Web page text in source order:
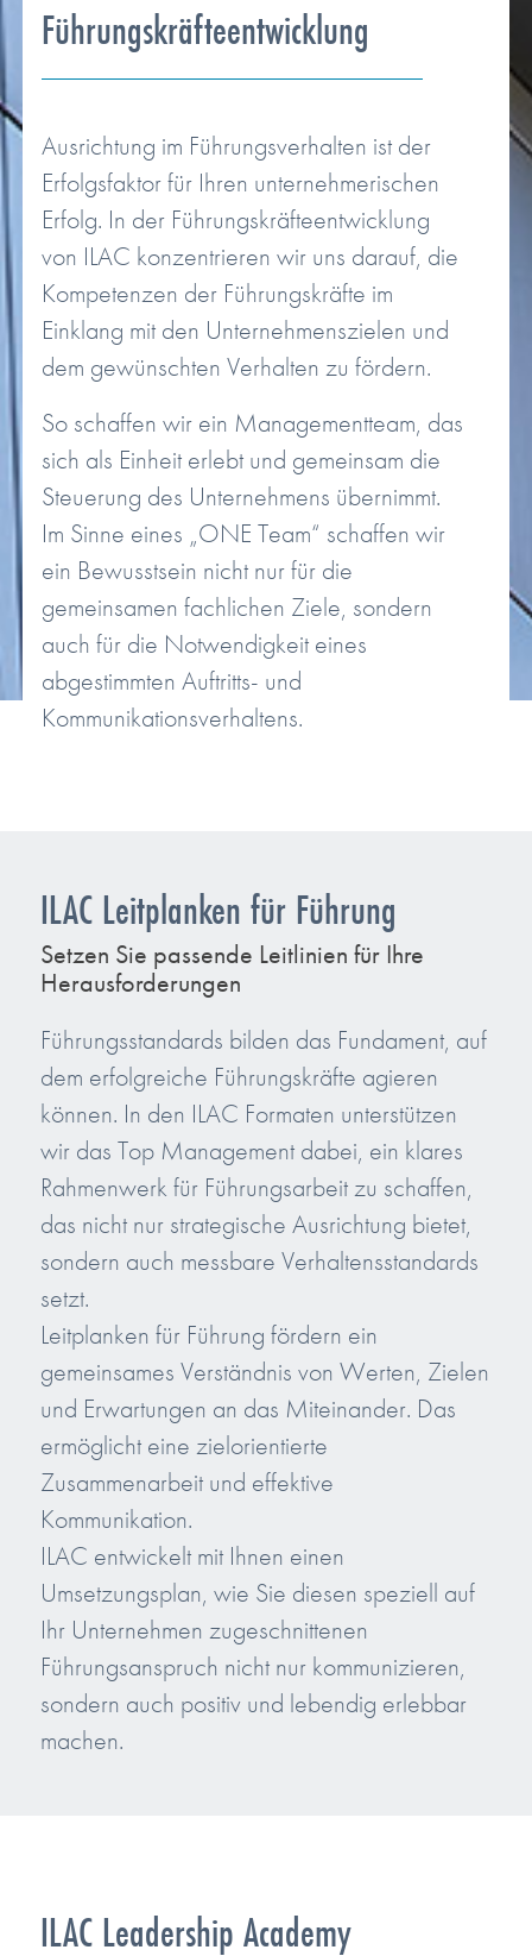
Führungskräfteentwicklung
Ausrichtung im Führungsverhalten ist der
Erfolgsfaktor für Ihren unternehmerischen
Erfolg. In der Führungskräfteentwicklung
von ILAC konzentrieren wir uns darauf, die
Kompetenzen der Führungskräfte im
Einklang mit den Unternehmenszielen und
dem gewünschten Verhalten zu fördern.
So schaffen wir ein Managementteam, das
sich als Einheit erlebt und gemeinsam die
Steuerung des Unternehmens übernimmt.
Im Sinne eines „ONE Team“ schaffen wir
ein Bewusstsein nicht nur für die
gemeinsamen fachlichen Ziele, sondern
auch für die Notwendigkeit eines
abgestimmten Auftritts- und
Kommunikationsverhaltens.
ILAC Leitplanken für Führung
Setzen Sie passende Leitlinien für Ihre
Herausforderungen
Führungsstandards bilden das Fundament, auf
dem erfolgreiche Führungskräfte agieren
können. In den ILAC Formaten unterstützen
wir das Top Management dabei, ein klares
Rahmenwerk für Führungsarbeit zu schaffen,
das nicht nur strategische Ausrichtung bietet,
sondern auch messbare Verhaltensstandards
setzt.
Leitplanken für Führung fördern ein
gemeinsames Verständnis von Werten, Zielen
und Erwartungen an das Miteinander. Das
ermöglicht eine zielorientierte
Zusammenarbeit und effektive
Kommunikation.
ILAC entwickelt mit Ihnen einen
Umsetzungsplan, wie Sie diesen speziell auf
Ihr Unternehmen zugeschnittenen
Führungsanspruch nicht nur kommunizieren,
sondern auch positiv und lebendig erlebbar
machen.
ILAC Leadership Academy